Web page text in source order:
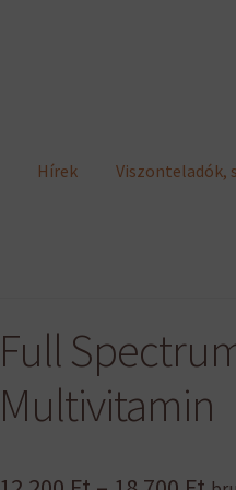
Hírek Viszonteladók,
Full
Multivitamin